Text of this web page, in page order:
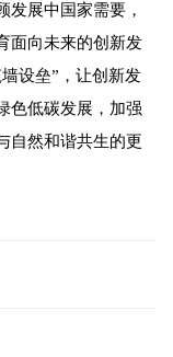
发展中国家需要，
面向未来的创新发
设垒”，让创新发
色低碳发展，加强
自然和谐共生的更